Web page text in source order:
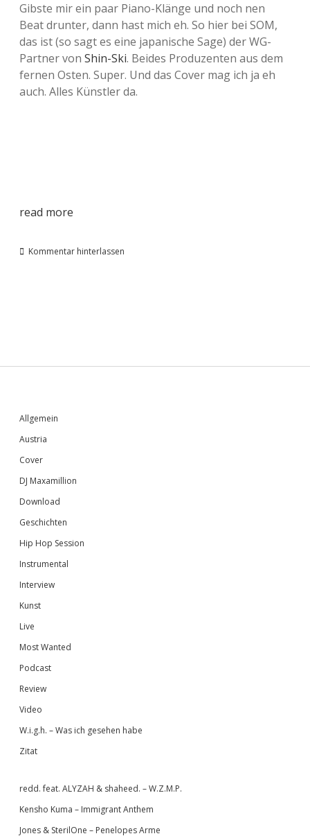
Gibste mir ein paar Piano-Klänge und noch nen
Beat drunter, dann hast mich eh. So hier bei SOM,
das ist (so sagt es eine japanische Sage) der WG-
Partner von Shin-Ski. Beides Produzenten aus dem
fernen Osten. Super. Und das Cover mag ich ja eh
auch. Alles Künstler da.
read more
Kommentar hinterlassen
Sidebar
Allgemein
Austria
Cover
DJ Maxamillion
Download
Geschichten
Hip Hop Session
Instrumental
Interview
Kunst
Live
Most Wanted
Podcast
Review
Video
W.i.g.h. – Was ich gesehen habe
Zitat
redd. feat. ALYZAH & shaheed. – W.Z.M.P.
Kensho Kuma – Immigrant Anthem
Jones & SterilOne – Penelopes Arme